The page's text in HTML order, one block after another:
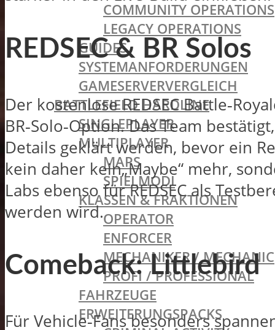
COMMUNITY OPERATIONS
LEGACY OPERATIONS
GUIDES
SYSTEMANFORDERUNGEN
GAMESERVERVERGLEICH
BATTLEFIELD HARDLINE
SINGLEPLAYER
MULTIPLAYER
MAPS
SPIELMODI
KLASSEN & FRAKTIONEN
OPERATOR
ENFORCER
MECHANIKER / MECHANIC
PROFI / PROFESSIONAL
FAHRZEUGE
ERWEITERUNGSPACKS
REDSEC & BR Solos
Der kostenlose REDSEC
BR‑Solo‑Option. Das Team
Details geklärt werden, bevor ein
kein daher kein„Maybe“ mehr,
Labs ebenso für REDSEC als
werden wird.
Comeback: Littlebird
Für Vehicle‑Fans besonders